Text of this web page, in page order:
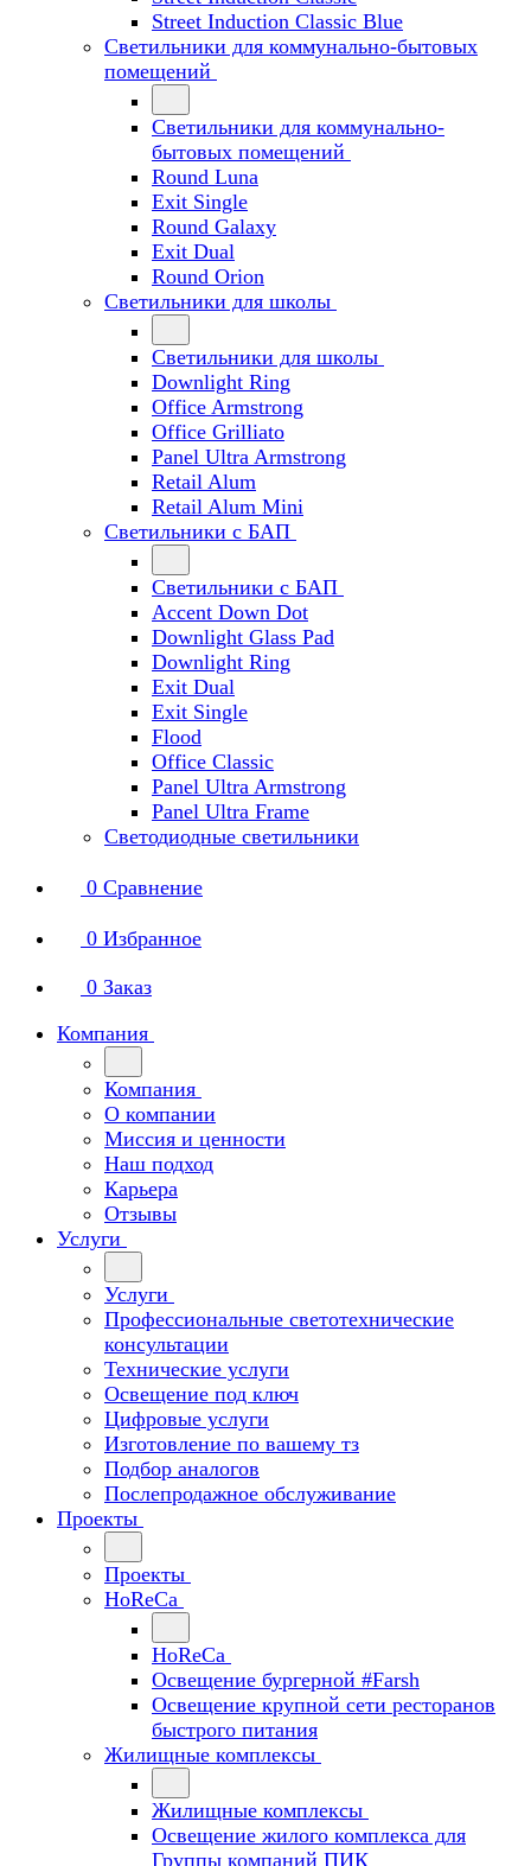
Street Induction Classic Blue
Светильники для коммунально-бытовых
помещений
Светильники для коммунально-
бытовых помещений
Round Luna
Exit Single
Round Galaxy
Exit Dual
Round Orion
Светильники для школы
Светильники для школы
Downlight Ring
Office Armstrong
Office Grilliato
Panel Ultra Armstrong
Retail Alum
Retail Alum Mini
Светильники с БАП
Светильники с БАП
Accent Down Dot
Downlight Glass Pad
Downlight Ring
Exit Dual
Exit Single
Flood
Office Classic
Panel Ultra Armstrong
Panel Ultra Frame
Светодиодные светильники
0 Сравнение
0 Избранное
0 Заказ
Компания
Компания
О компании
Миссия и ценности
Наш подход
Карьера
Отзывы
Услуги
Услуги
Профессиональные светотехнические
консультации
Технические услуги
Освещение под ключ
Цифровые услуги
Изготовление по вашему тз
Подбор аналогов
Послепродажное обслуживание
Проекты
Проекты
HoReCa
HoReCa
Освещение бургерной #Farsh
Освещение крупной сети ресторанов
быстрого питания
Жилищные комплексы
Жилищные комплексы
Освещение жилого комплекса для
Группы компаний ПИК